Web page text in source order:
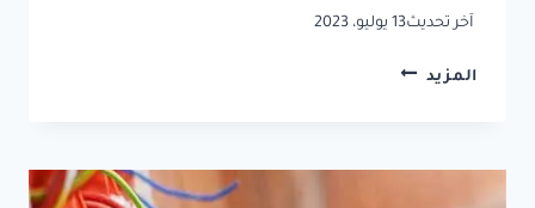
آخر تحديث13 يوليو، 2023
المزيد التماس